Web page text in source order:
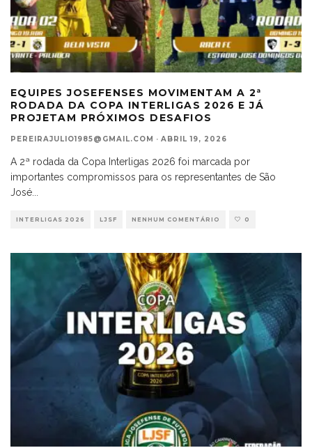
EQUIPES JOSEFENSES MOVIMENTAM A 2ª
RODADA DA COPA INTERLIGAS 2026 E JÁ
PROJETAM PRÓXIMOS DESAFIOS
PEREIRAJULIO1985@GMAIL.COM · ABRIL 19, 2026
A 2ª rodada da Copa Interligas 2026 foi marcada por
importantes compromissos para os representantes de São
José
INTERLIGAS 2026 LJSF NENHUM COMENTÁRIO 0